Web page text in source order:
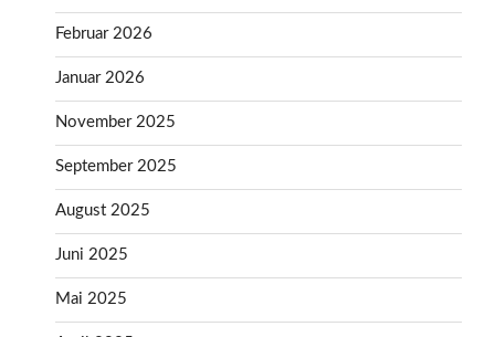
Februar 2026
Januar 2026
November 2025
September 2025
August 2025
Juni 2025
Mai 2025